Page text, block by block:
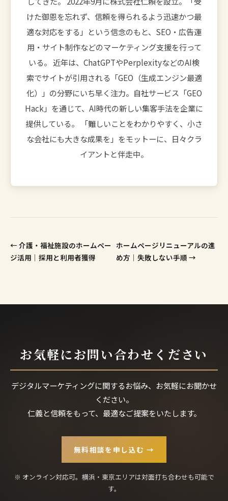
けた御恩を忘れず、信頼を得られるよう迅速かつ最
適な対応をする」という信念のもと、SEO・広告運
用・サイト制作などのマーケティング支援を行って
いる。 近年は、ChatGPTやPerplexityなどのAI検
索でサイトが引用される「GEO（生成エンジン最適
化）」の分野にいち早く注力。自社サービス「GEO
Hack」を通じて、AI時代の新しい集客手法を企業に
提供している。 「難しいことをわかりやすく、小さ
な会社にも大きな成果を」をモットーに、日々クラ
イアントと伴走中。
← 介護・福祉施設のホームペー
ジ活用｜採用と利用者獲得
ホームページリニューアルの進
め方｜失敗しない手順 →
お気軽にお問い合わせください
デジタルマーケティングに関するお悩み、お気軽にお聞かせ
ください。
仁義と信頼をもって、最適なご提案をいたします。
無料相談を申し込む →
※ オンライン対応可。横浜・東京エリアは対面打ち合わせも可能で
す。